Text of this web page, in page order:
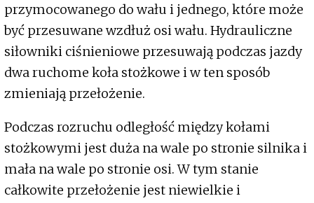
przymocowanego do wału i jednego, które może
być przesuwane wzdłuż osi wału. Hydrauliczne
siłowniki ciśnieniowe przesuwają podczas jazdy
dwa ruchome koła stożkowe i w ten sposób
zmieniają przełożenie.
Podczas rozruchu odległość między kołami
stożkowymi jest duża na wale po stronie silnika i
mała na wale po stronie osi. W tym stanie
całkowite przełożenie jest niewielkie i